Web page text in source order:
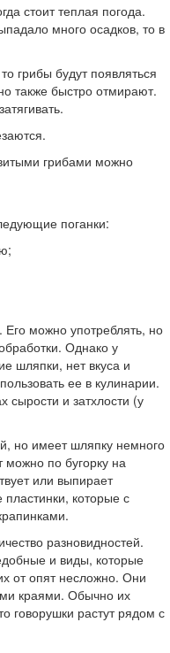
стоит теплая погода.
много осадков, то в
грибы будут появляться
также быстро отмирают.
грибами можно
поганки:
можно употреблять, но
Однако у
шляпки, нет вкуса и
ее в кулинарии.
сырости и затхлости (у
но имеет шляпку немного
можно по бугорку на
или выпирает
которые с
разновидностей.
и виды, которые
от опят несложно. Они
краями. Обычно их
говорушки растут рядом с